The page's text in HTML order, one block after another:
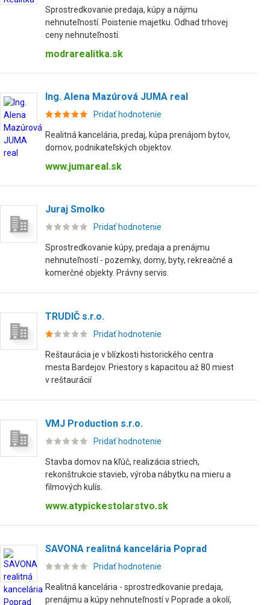
Sprostredkovanie predaja, kúpy a nájmu
nehnuteľností. Poistenie majetku. Odhad trhovej
ceny nehnuteľností.
modrarealitka.sk
Ing. Alena Mazúrová JUMA real
Pridať hodnotenie
Realitná kancelária, predaj, kúpa prenájom bytov,
domov, podnikateľských objektov.
www.jumareal.sk
Juraj Smolko
Pridať hodnotenie
Sprostredkovanie kúpy, predaja a prenájmu
nehnuteľností - pozemky, domy, byty, rekreačné a
komerčné objekty. Právny servis.
TRUDIČ s.r.o.
Pridať hodnotenie
Reštaurácia je v blízkosti historického centra
mesta Bardejov. Priestory s kapacitou až 80 miest
v reštaurácií
VMJ Production s.r.o.
Pridať hodnotenie
Stavba domov na kľúč, realizácia striech,
rekonštrukcie stavieb, výroba nábytku na mieru a
filmových kulís.
www.atypickestolarstvo.sk
SAVONA realitná kancelária Poprad
Pridať hodnotenie
Realitná kancelária - sprostredkovanie predaja,
prenájmu a kúpy nehnuteľností v Poprade a okolí,